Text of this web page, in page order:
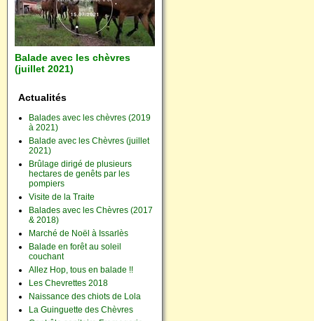
Balade avec les chèvres
(juillet 2021)
Actualités
Balades avec les chèvres (2019
à 2021)
Balade avec les Chèvres (juillet
2021)
Brûlage dirigé de plusieurs
hectares de genêts par les
pompiers
Visite de la Traite
Balades avec les Chèvres (2017
& 2018)
Marché de Noël à Issarlès
Balade en forêt au soleil
couchant
Allez Hop, tous en balade !!
Les Chevrettes 2018
Naissance des chiots de Lola
La Guinguette des Chèvres